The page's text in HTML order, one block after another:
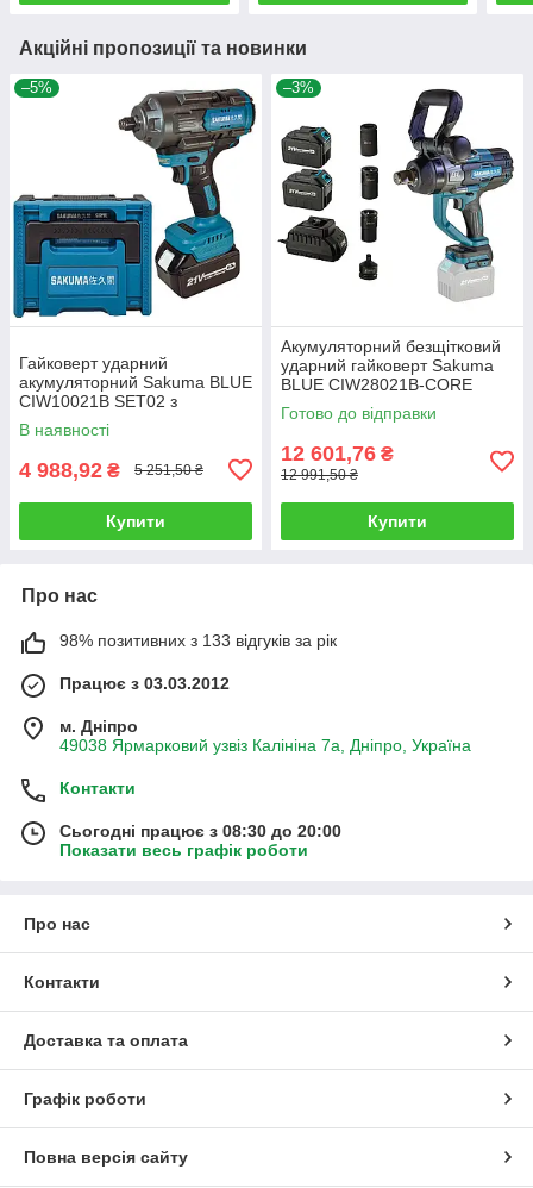
Акційні пропозиції та новинки
–5%
Гайковерт ударний
акумуляторний Sakuma BLUE
CIW10021B SET02 з
головками в комплекті
В наявності
4 988,92 ₴ 5 251,50 ₴
Купити
–3%
Акумуляторний безщітковий
ударний гайковерт Sakuma
BLUE CIW28021B-CORE
SET226SB з крутним
моментом 2800 Нм
Готово до відправки
12 601,76 ₴
12 991,50 ₴
Купити
Про нас
98% позитивних з 133 відгуків за рік
Працює з 03.03.2012
м. Дніпро
49038 Ярмарковий узвіз Калініна 7а, Дніпро, Україна
Контакти
Сьогодні працює з 08:30 до 20:00
Показати весь графік роботи
Про нас
Контакти
Доставка та оплата
Графік роботи
Повна версія сайту